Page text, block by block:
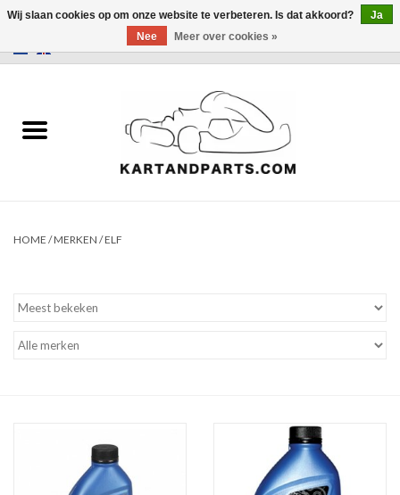
Sale
Kart Onderdelen
Gereedschap
HOME /MERKEN /ELF
Wij slaan cookies op om onze website te verbeteren. Is dat akkoord?
Ja
Nee
Meer over cookies »